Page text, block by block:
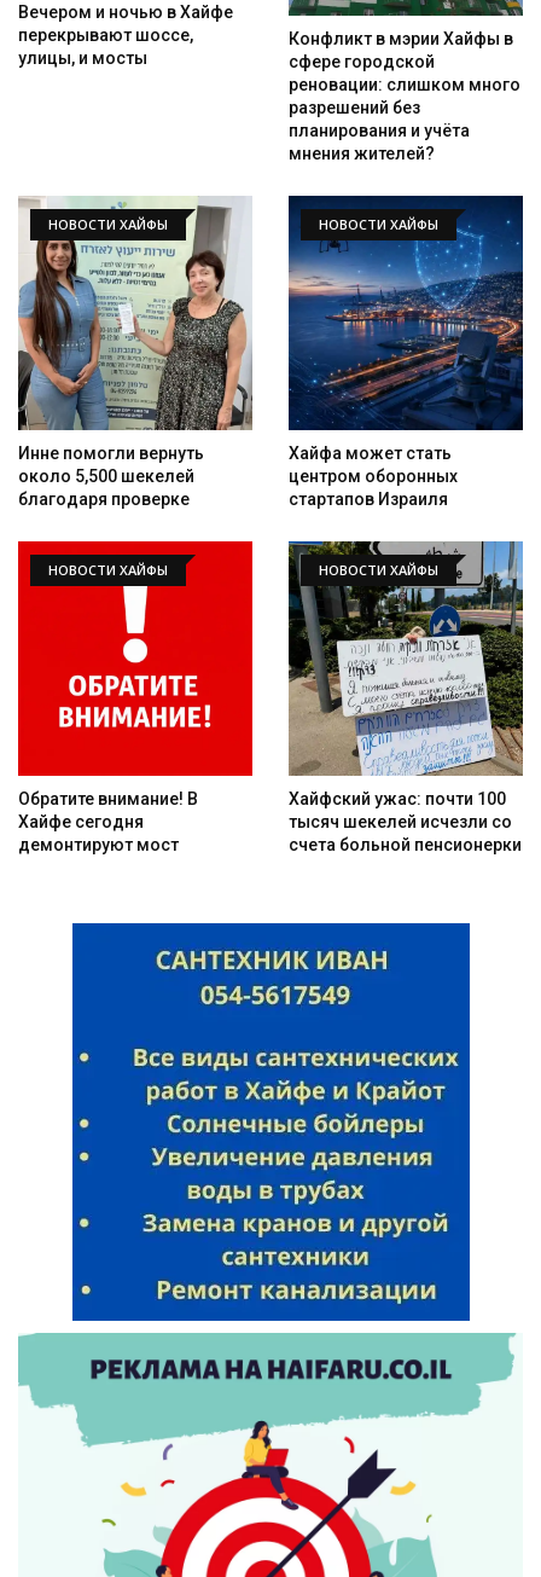
Вечером и ночью в Хайфе
перекрывают шоссе,
улицы, и мосты
Конфликт в мэрии Хайфы в
сфере городской
реновации: слишком много
разрешений без
планирования и учёта
мнения жителей?
НОВОСТИ ХАЙФЫ
Инне помогли вернуть
около 5,500 шекелей
благодаря проверке
НОВОСТИ ХАЙФЫ
Хайфа может стать
центром оборонных
стартапов Израиля
НОВОСТИ ХАЙФЫ
Обратите внимание! В
Хайфе сегодня
демонтируют мост
НОВОСТИ ХАЙФЫ
Хайфский ужас: почти 100
тысяч шекелей исчезли со
счета больной пенсионерки